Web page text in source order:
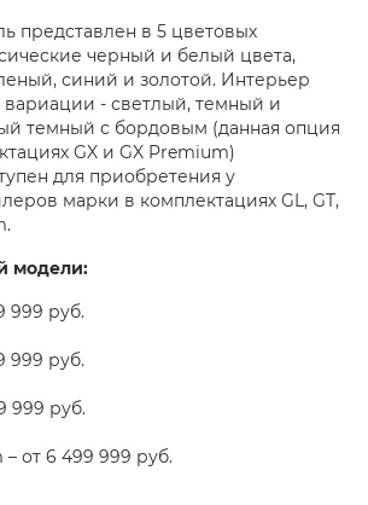
представлен в 5 цветовых
черный и белый цвета,
синий и золотой. Интерьер
вариации - светлый, темный и
темный с бордовым (данная опция
GX и GX Premium)
для приобретения у
марки в комплектациях GL, GT,
модели:
999 руб.
999 руб.
999 руб.
от 6 499 999 руб.